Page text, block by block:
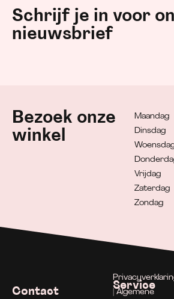
Schrijf je in voor
nieuwsbrief
Bezoek onze
winkel
Maandag
Dinsdag
Vrijdag
Zaterdag
Zondag
Contact Service
| Algemene